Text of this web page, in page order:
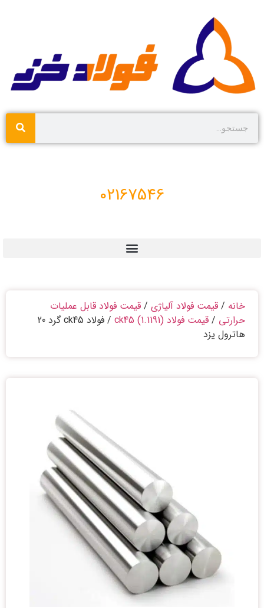
02167546
خانه / قیمت فولاد آلیاژی / قیمت فولاد قابل عملیات
حرارتی / قیمت فولاد ck45 (1.1191)
/ فولاد ck45 گرد 20
هاترول یزد